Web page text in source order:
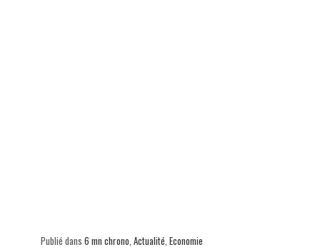
Publié dans 6 mn chrono Actualité Economie